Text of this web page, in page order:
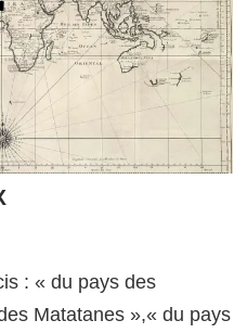
: « du pays des
Matatanes »,« du pays